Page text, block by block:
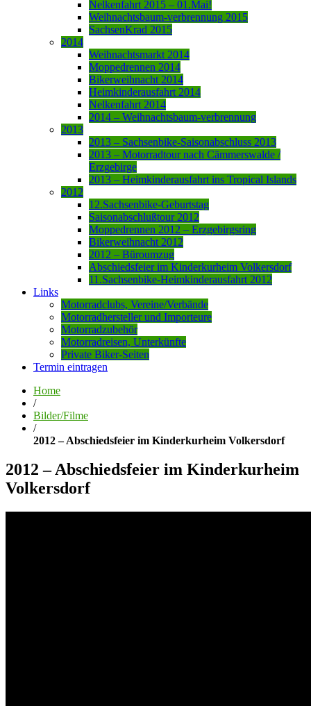
Nelkenfahrt 2015 – 01.Mai!
Weihnachtsbaum-verbrennung 2015
SachsenKrad 2015
2014
Weihnachtsmarkt 2014
Moppedrennen 2014
Bikerweihnacht 2014
Heimkinderausfahrt 2014
Nelkenfahrt 2014
2014 – Weihnachtsbaum-verbrennung
2013
2013 – Sachsenbike-Saisonabschluss 2013
2013 – Motorradtour nach Cämmerswalde /
Erzgebirge
2013 – Heimkinderausfahrt ins Tropical Islands
2012
12.Sachsenbike-Geburtstag
Saisonabschlußtour 2012
Moppedrennen 2012 – Erzgebirgsring
Bikerweihnacht 2012
2012 – Büroumzug
Abschiedsfeier im Kinderkurheim Volkersdorf
11.Sachsenbike-Heimkinderausfahrt 2012
Links
Motorradclubs, Vereine/Verbände
Motorradhersteller und Importeure
Motorradzubehör
Motorradreisen, Unterkünfte
Private Biker-Seiten
Termin eintragen
Home
/
Bilder/Filme
/
2012 – Abschiedsfeier im Kinderkurheim Volkersdorf
2012 – Abschiedsfeier im Kinderkurheim
Volkersdorf